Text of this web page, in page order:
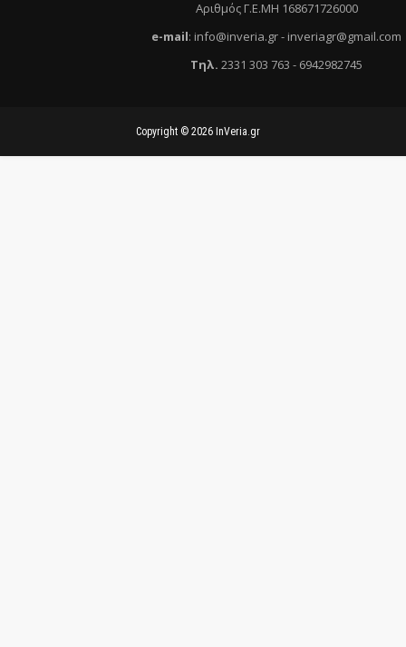
Αριθμός Γ.Ε.ΜΗ 168671726000
e-mail: info@inveria.gr- inveriagr@gmail.com
Τηλ. 2331 303 763 - 6942982745
Copyright © 2026 InVeria.gr